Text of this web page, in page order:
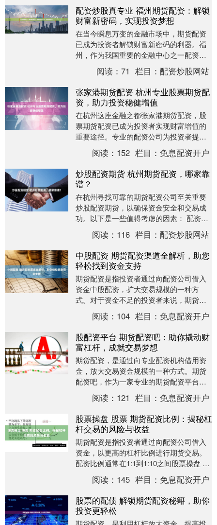
配资炒股真专业 福州期货配资：解锁
财富新密码，实现投资梦想
在当今瞬息万变的金融市场中，期货配资
已成为投资者解锁财富新密码的利器。福
州，作为我国重要的金融中心之一配资炒
股真专业，也为期货配资提供了广阔的发
展空间。 鑫东财....
阅读：71 栏目：配资炒股网站
张家港期货配资 杭州专业股票期货配
资，助力投资稳健增值
在杭州这座金融之都张家港期货配资，股
票期货配资已成为投资者实现财富增值的
重要途径。专业的配资公司为投资者提供
杠杆资金，放大投资收益，助力其在市场
中稳健获利。 *....
阅读： 152 栏目： 免息配资开户
炒股配资期货 杭州期货配资，哪家靠
谱？
在杭州寻找可靠的期货配资公司至关重要
炒股配资期货，以确保资金安全和交易成
功。以下是一些值得考虑的因素： 配资公
司向投资者提供贷款，用于购买股票。贷
款金额通常是投....
阅读： 116 栏目：配资炒股网站
中股配资 期货配资渠道全解析，助您
轻松找到资金支持
期货配资是指投资者通过向配资公司借入
资金中股配资，扩大交易规模的一种方
式。对于资金不足的投资者来说，期货配
资可以有效提高资金利用率，增加盈利机
会。 股票配资是一....
阅读： 104 栏目： 免息配资开户
股配资平台 期货配资吧：助你撬动财
富杠杆，成就交易梦想
期货配资，是通过向专业配资机构借用资
金，放大交易资金规模的一种方式。期货
配资吧，作为一家专业的期货配资平台，
致力于为广大期货交易者提供安全、高
效、便捷的配资服务....
阅读： 121 栏目： 免息配资开户
股票操盘 股票 期货配资比例：揭秘杠
杆交易的风险与收益
期货配资是指投资者通过向配资公司借入
资金，以更高的杠杆比例进行期货交易。
配资比例通常在1:1到1:10之间股票操盘 股
票，这意味着投资者可以用1元本金撬动10
阅读： 145 栏目： 免息配资开户
股票的配债 解锁期货配资秘籍，助你
投资更轻松